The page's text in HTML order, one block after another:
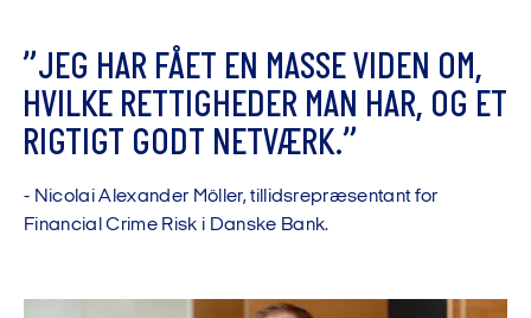
”JEG HAR FÅET EN MASSEVIDEN OM,
HVILKE RETTIGHEDER MAN HAR, OG ET
RIGTIGT GODT NETVÆRK.”
- Nicolai A exander Mö er, til idsrepræsentant for
Financia Crime Risk i Danske Bank.